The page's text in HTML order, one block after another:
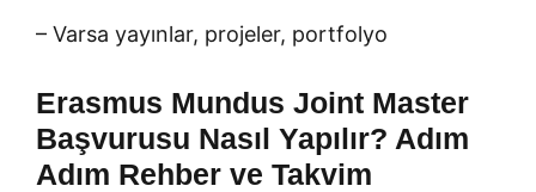
– Varsa yayınlar, projeler, portfolyo
Erasmus Mundus Joint Master
Başvurusu Nasıl Yapılır? Adım
Adım Rehber ve Takvim